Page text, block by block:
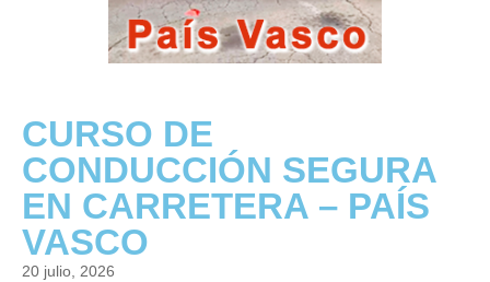
CURSO DE
CONDUCCIÓN SEGURA
EN CARRETERA – PAÍS
VASCO
20 julio, 2026